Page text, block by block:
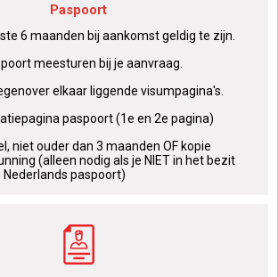
Paspoort
6 maanden bij aankomst geldig te zijn.
meesturen bij je aanvraag.
elkaar liggende visumpagina's.
paspoort (1e en 2e pagina)
niet ouder dan 3 maanden OF kopie
(alleen nodig als je NIET in het bezit
Nederlands paspoort)